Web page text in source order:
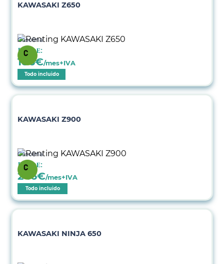
KAWASAKI Z650
Gasolina
Desde:
186€/mes+IVA
Todo incluido
KAWASAKI Z900
Gasolina
Desde:
246€/mes+IVA
Todo incluido
KAWASAKI NINJA 650